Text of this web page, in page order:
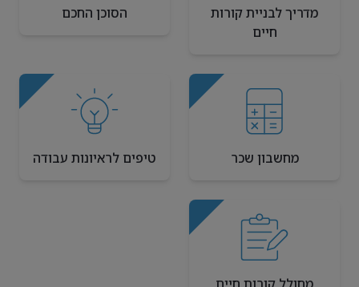
מדריך לבניית קורות
חיים
הסוכן החכם
מחשבון שכר טיפים לראיונות עבודה